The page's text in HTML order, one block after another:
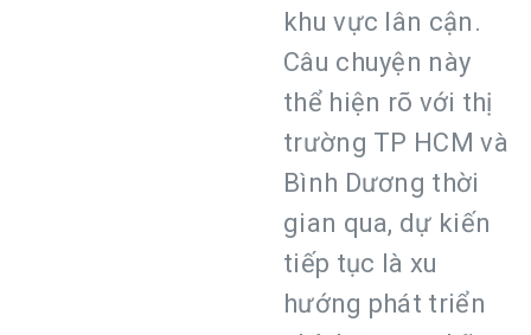
khu vực lân cận.
Câu chuyện này
thể hiện rõ với thị
trường TP HCM và
Bình Dương thời
gian qua, dự kiến
tiếp tục là xu
hướng phát triển